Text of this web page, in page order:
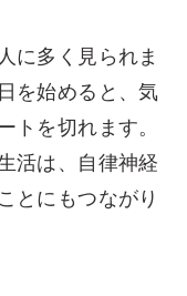
に多く見られま
を始めると、気
トを切れます。
活は、自律神経
とにもつながり